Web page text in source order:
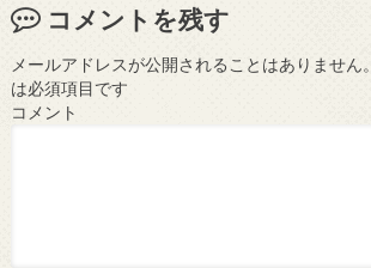
コメントを残す
メールアドレスが公開されることはありません。
は必須項目です
コメント